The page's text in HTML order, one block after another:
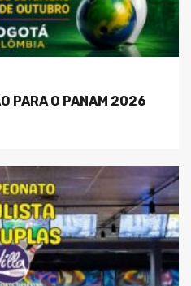
PARA O PANAM 2026